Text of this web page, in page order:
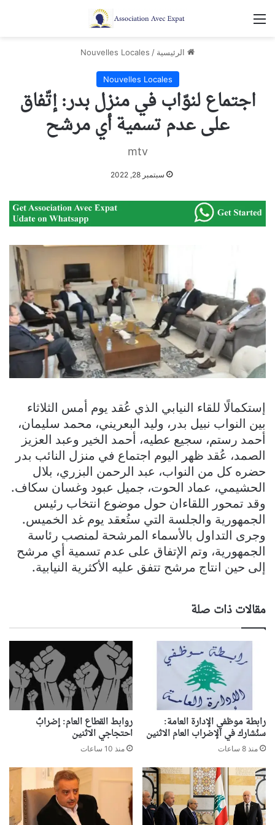
القائمة
الرئيسية /
Nouvelles Locales
Nouvelles Locales
اجتماع لنوّاب في منزل بدر: إتّفاق
على عدم تسمية أي مرشح
mtv
سبتمبر 28, 2022
إستكمالًا للقاء النيابي الذي عُقد يوم أمس الثلاثاء
بين النواب نبيل بدر، وليد البعريني، محمد سليمان،
أحمد رستم، سجيع عطيه، أحمد الخير وعبد العزيز
الصمد، عُقد ظهر اليوم اجتماع في منزل النائب بدر
حضره كل من النواب، عبد الرحمن البزري، بلال
الحشيمي، عماد الحوت، جميل عبود وغسان سكاف.
وقد تمحور اللقاءان حول موضوع انتخاب رئيس
الجمهورية والجلسة التي ستُعقد يوم غد الخميس.
وجرى التداول بالأسماء المرشحة لمنصب رئاسة
الجمهورية، وتم الإتفاق على عدم تسمية أي مرشح
إلى حين انتاج مرشح تتفق عليه الأكثرية النيابية.
مقالات ذات صلة
رابطة موظفي الإدارة العامة:
سنُشارك في الإضراب العام الاثنين
منذ 8 ساعات
روابط القطاع العام: إضرابٌ
احتجاجي الاثنين
منذ 10 ساعات